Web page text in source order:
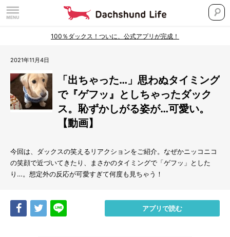
100％ダックス！ついに、公式アプリが完成！
2021年11月4日
「出ちゃった…」思わぬタイミング
で『ゲフッ』としちゃったダック
ス。恥ずかしがる姿が…可愛い。
【動画】
今回は、ダックスの笑えるリアクションをご紹介。なぜかニッコニコ
の笑顔で近づいてきたり、まさかのタイミングで「ゲフッ」とした
り…。想定外の反応が可愛すぎて何度も見ちゃう！
Share Tweet アプリで読む